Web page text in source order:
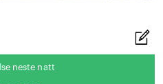
neste natt